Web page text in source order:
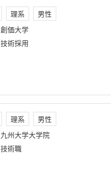
理系
男性
創価大学
技術採用
理系
男性
九州大学大学院
技術職